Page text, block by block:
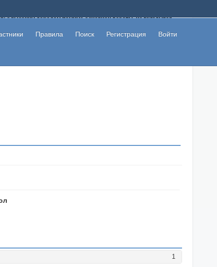
с высоким доходом помимо основной работы, не вкладывая
не попались на развод. Вы сможете начать зарабатывать
прибыль не заставит себя долго ждать.
Правила Поиск Регистрация Войти
1